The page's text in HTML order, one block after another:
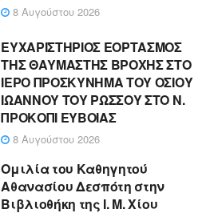
8 Αυγούστου 2026
ΕΥΧΑΡΙΣΤΗΡΙΟΣ ΕΟΡΤΑΣΜΟΣ
ΤΗΣ ΘΑΥΜΑΣΤΗΣ ΒΡΟΧΗΣ ΣΤΟ
ΙΕΡΟ ΠΡΟΣΚΥΝΗΜΑ ΤΟΥ ΟΣΙΟΥ
ΙΩΑΝΝΟΥ ΤΟΥ ΡΩΣΣΟΥ ΣΤΟ Ν.
ΠΡΟΚΟΠΙ ΕΥΒΟΙΑΣ
8 Αυγούστου 2026
Ομιλία του Καθηγητού
Αθανασίου Δεσπότη στην
Βιβλιοθήκη της Ι. Μ. Χίου